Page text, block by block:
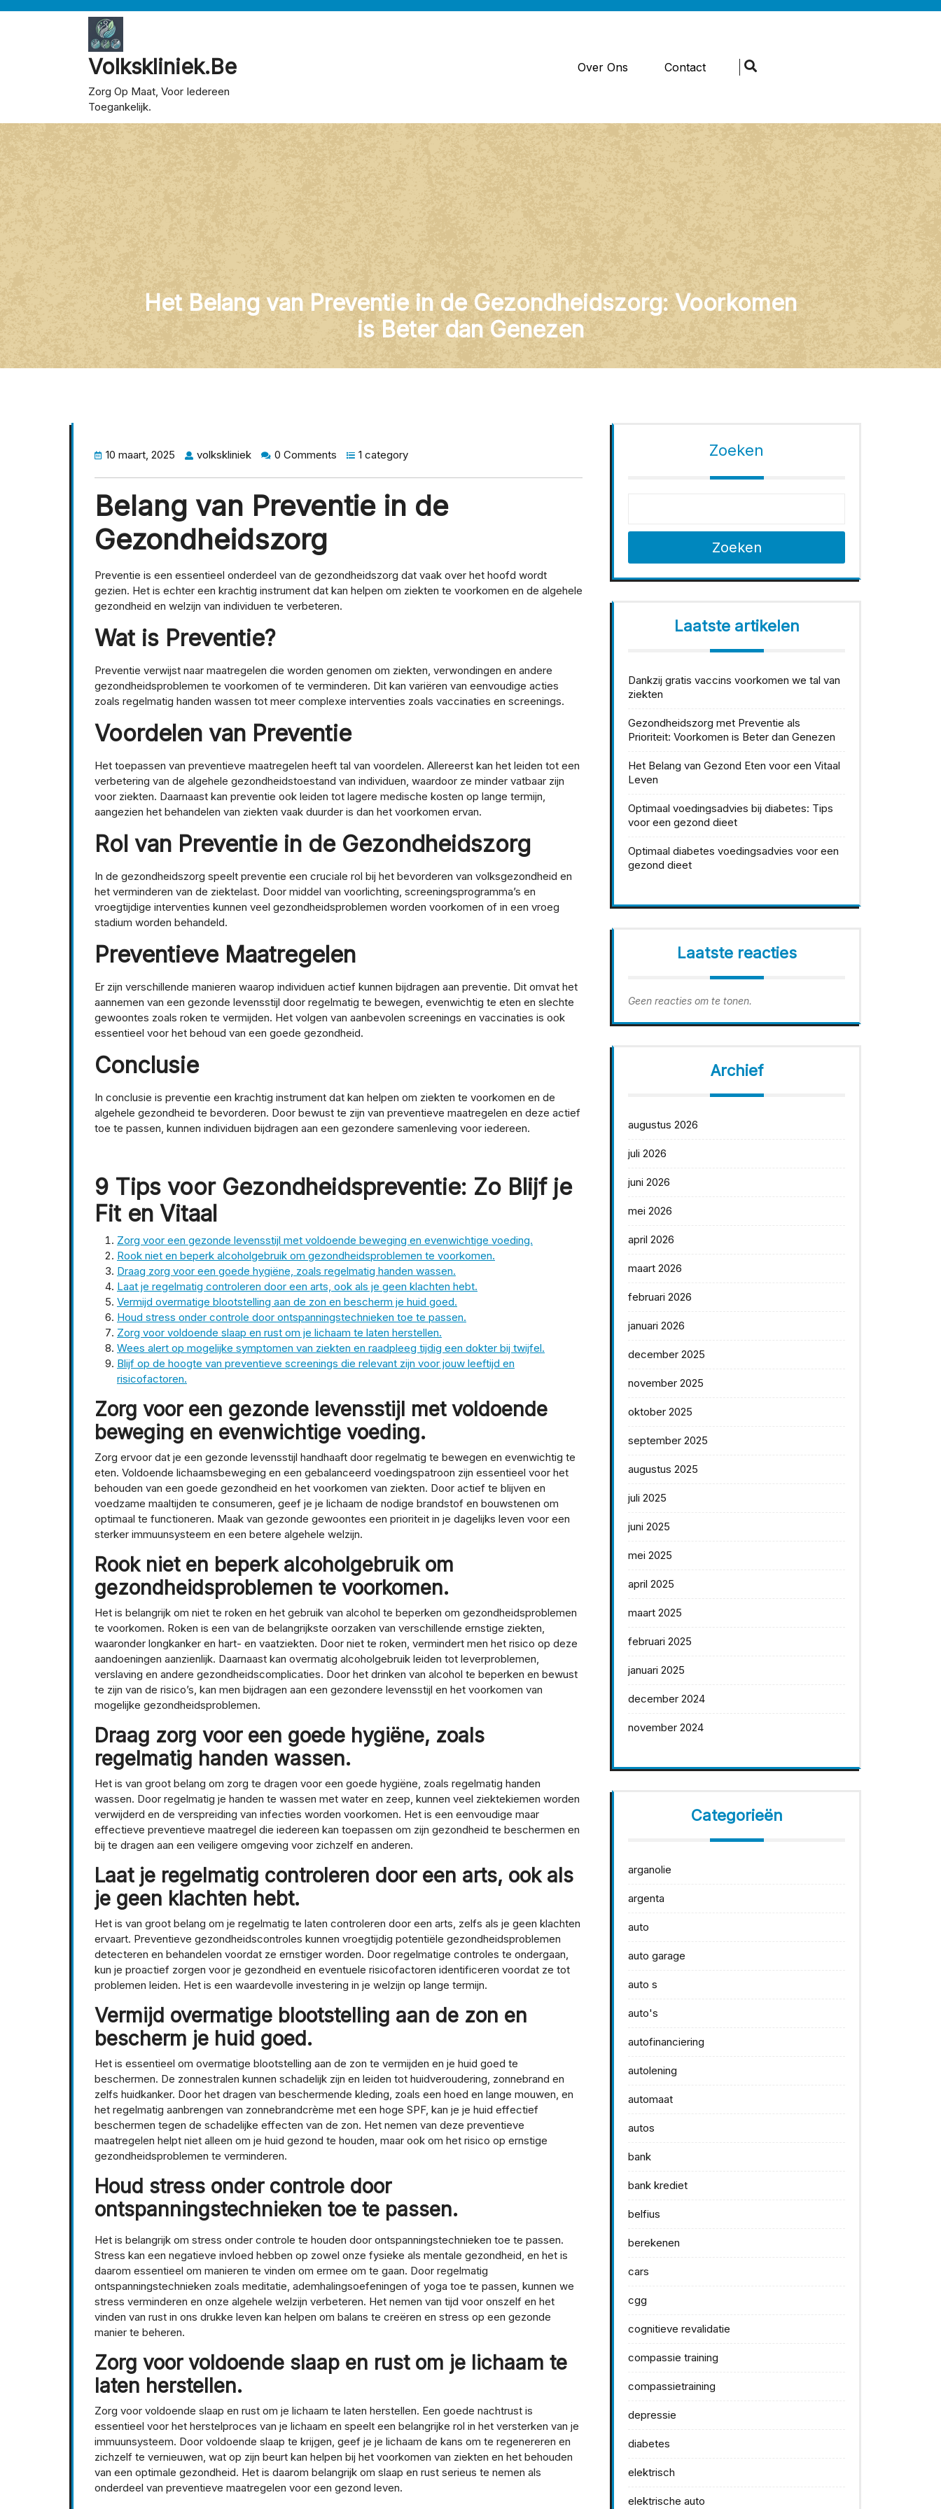
Volkskliniek.be
Zorg Op Maat, Voor Iedereen
Toegankelijk.
Over Ons Contact
Het Belang van Preventie in de Gezondheidszorg: Voorkomen
is Beter dan Genezen
10 maart, 2025 volkskliniek 0 Comments 1 category
Belang van Preventie in de
Gezondheidszorg
Preventie is een essentieel onderdeel van de gezondheidszorg dat vaak over het hoofd wordt
gezien. Het is echter een krachtig instrument dat kan helpen om ziekten te voorkomen en de algehele
gezondheid en welzijn van individuen te verbeteren.
Wat is Preventie?
Preventie verwijst naar maatregelen die worden genomen om ziekten, verwondingen en andere
gezondheidsproblemen te voorkomen of te verminderen. Dit kan variëren van eenvoudige acties
zoals regelmatig handen wassen tot meer complexe interventies zoals vaccinaties en screenings.
Voordelen van Preventie
Het toepassen van preventieve maatregelen heeft tal van voordelen. Allereerst kan het leiden tot een
verbetering van de algehele gezondheidstoestand van individuen, waardoor ze minder vatbaar zijn
voor ziekten. Daarnaast kan preventie ook leiden tot lagere medische kosten op lange termijn,
aangezien het behandelen van ziekten vaak duurder is dan het voorkomen ervan.
Rol van Preventie in de Gezondheidszorg
In de gezondheidszorg speelt preventie een cruciale rol bij het bevorderen van volksgezondheid en
het verminderen van de ziektelast. Door middel van voorlichting, screeningsprogramma’s en
vroegtijdige interventies kunnen veel gezondheidsproblemen worden voorkomen of in een vroeg
stadium worden behandeld.
Preventieve Maatregelen
Er zijn verschillende manieren waarop individuen actief kunnen bijdragen aan preventie. Dit omvat het
aannemen van een gezonde levensstijl door regelmatig te bewegen, evenwichtig te eten en slechte
gewoontes zoals roken te vermijden. Het volgen van aanbevolen screenings en vaccinaties is ook
essentieel voor het behoud van een goede gezondheid.
Conclusie
In conclusie is preventie een krachtig instrument dat kan helpen om ziekten te voorkomen en de
algehele gezondheid te bevorderen. Door bewust te zijn van preventieve maatregelen en deze actief
toe te passen, kunnen individuen bijdragen aan een gezondere samenleving voor iedereen.
9 Tips voor Gezondheidspreventie: Zo Blijf je
Fit en Vitaal
Zorg voor een gezonde levensstijl met voldoende beweging en evenwichtige voeding.
Rook niet en beperk alcoholgebruik om gezondheidsproblemen te voorkomen.
Draag zorg voor een goede hygiëne, zoals regelmatig handen wassen.
Laat je regelmatig controleren door een arts, ook als je geen klachten hebt.
Vermijd overmatige blootstelling aan de zon en bescherm je huid goed.
Houd stress onder controle door ontspanningstechnieken toe te passen.
Zorg voor voldoende slaap en rust om je lichaam te laten herstellen.
Wees alert op mogelijke symptomen van ziekten en raadpleeg tijdig een dokter bij twijfel.
Blijf op de hoogte van preventieve screenings die relevant zijn voor jouw leeftijd en
risicofactoren.
Zorg voor een gezonde levensstijl met voldoende
beweging en evenwichtige voeding.
Zorg ervoor dat je een gezonde levensstijl handhaaft door regelmatig te bewegen en evenwichtig te
eten. Voldoende lichaamsbeweging en een gebalanceerd voedingspatroon zijn essentieel voor het
behouden van een goede gezondheid en het voorkomen van ziekten. Door actief te blijven en
voedzame maaltijden te consumeren, geef je je lichaam de nodige brandstof en bouwstenen om
optimaal te functioneren. Maak van gezonde gewoontes een prioriteit in je dagelijks leven voor een
sterker immuunsysteem en een betere algehele welzijn.
Rook niet en beperk alcoholgebruik om
gezondheidsproblemen te voorkomen.
Het is belangrijk om niet te roken en het gebruik van alcohol te beperken om gezondheidsproblemen
te voorkomen. Roken is een van de belangrijkste oorzaken van verschillende ernstige ziekten,
waaronder longkanker en hart- en vaatziekten. Door niet te roken, vermindert men het risico op deze
aandoeningen aanzienlijk. Daarnaast kan overmatig alcoholgebruik leiden tot leverproblemen,
verslaving en andere gezondheidscomplicaties. Door het drinken van alcohol te beperken en bewust
te zijn van de risico’s, kan men bijdragen aan een gezondere levensstijl en het voorkomen van
mogelijke gezondheidsproblemen.
Draag zorg voor een goede hygiëne, zoals
regelmatig handen wassen.
Het is van groot belang om zorg te dragen voor een goede hygiëne, zoals regelmatig handen
wassen. Door regelmatig je handen te wassen met water en zeep, kunnen veel ziektekiemen worden
verwijderd en de verspreiding van infecties worden voorkomen. Het is een eenvoudige maar
effectieve preventieve maatregel die iedereen kan toepassen om zijn gezondheid te beschermen en
bij te dragen aan een veiligere omgeving voor zichzelf en anderen.
Laat je regelmatig controleren door een arts, ook als
je geen klachten hebt.
Het is van groot belang om je regelmatig te laten controleren door een arts, zelfs als je geen klachten
ervaart. Preventieve gezondheidscontroles kunnen vroegtijdig potentiële gezondheidsproblemen
detecteren en behandelen voordat ze ernstiger worden. Door regelmatige controles te ondergaan,
kun je proactief zorgen voor je gezondheid en eventuele risicofactoren identificeren voordat ze tot
problemen leiden. Het is een waardevolle investering in je welzijn op lange termijn.
Vermijd overmatige blootstelling aan de zon en
bescherm je huid goed.
Het is essentieel om overmatige blootstelling aan de zon te vermijden en je huid goed te
beschermen. De zonnestralen kunnen schadelijk zijn en leiden tot huidveroudering, zonnebrand en
zelfs huidkanker. Door het dragen van beschermende kleding, zoals een hoed en lange mouwen, en
het regelmatig aanbrengen van zonnebrandcrème met een hoge SPF, kan je je huid effectief
beschermen tegen de schadelijke effecten van de zon. Het nemen van deze preventieve
maatregelen helpt niet alleen om je huid gezond te houden, maar ook om het risico op ernstige
gezondheidsproblemen te verminderen.
Houd stress onder controle door
ontspanningstechnieken toe te passen.
Het is belangrijk om stress onder controle te houden door ontspanningstechnieken toe te passen.
Stress kan een negatieve invloed hebben op zowel onze fysieke als mentale gezondheid, en het is
daarom essentieel om manieren te vinden om ermee om te gaan. Door regelmatig
ontspanningstechnieken zoals meditatie, ademhalingsoefeningen of yoga toe te passen, kunnen we
stress verminderen en onze algehele welzijn verbeteren. Het nemen van tijd voor onszelf en het
vinden van rust in ons drukke leven kan helpen om balans te creëren en stress op een gezonde
manier te beheren.
Zorg voor voldoende slaap en rust om je lichaam te
laten herstellen.
Zorg voor voldoende slaap en rust om je lichaam te laten herstellen. Een goede nachtrust is
essentieel voor het herstelproces van je lichaam en speelt een belangrijke rol in het versterken van je
immuunsysteem. Door voldoende slaap te krijgen, geef je je lichaam de kans om te regenereren en
zichzelf te vernieuwen, wat op zijn beurt kan helpen bij het voorkomen van ziekten en het behouden
van een optimale gezondheid. Het is daarom belangrijk om slaap en rust serieus te nemen als
onderdeel van preventieve maatregelen voor een gezond leven.
Zoeken
Zoeken
Laatste artikelen
Dankzij gratis vaccins voorkomen we tal van
ziekten
Gezondheidszorg met Preventie als
Prioriteit: Voorkomen is Beter dan Genezen
Het Belang van Gezond Eten voor een Vitaal
Leven
Optimaal voedingsadvies bij diabetes: Tips
voor een gezond dieet
Optimaal diabetes voedingsadvies voor een
gezond dieet
Laatste reacties
Geen reacties om te tonen.
Archief
augustus 2026
juli 2026
juni 2026
mei 2026
april 2026
maart 2026
februari 2026
januari 2026
december 2025
november 2025
oktober 2025
september 2025
augustus 2025
juli 2025
juni 2025
mei 2025
april 2025
maart 2025
februari 2025
januari 2025
december 2024
november 2024
Categorieën
arganolie
argenta
auto
auto garage
auto s
auto's
autofinanciering
autolening
automaat
autos
bank
bank krediet
belfius
berekenen
cars
cgg
cognitieve revalidatie
compassie training
compassietraining
depressie
diabetes
elektrisch
elektrische auto